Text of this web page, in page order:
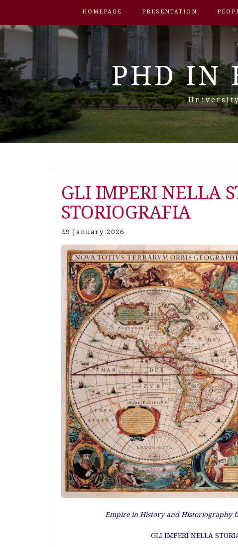
HOMEPAGE PRESENTATION
PHD IN
GLI IMPERI NELLA
STORIOGRAFIA
29 January 2026
Empire in History and Historiography
GLI IMPERI NELLA